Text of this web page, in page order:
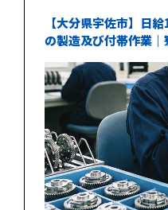
【大分県宇佐市】日
の製造及び付帯作業